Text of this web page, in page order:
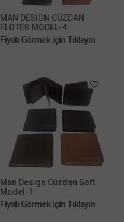
MAN DESIGN CÜZDAN
FLOTER MODEL-4
Fiyatı Görmek için Tıklayın
Man Design Cüzdan Soft
Model-1
Fiyatı Görmek için Tıklayın